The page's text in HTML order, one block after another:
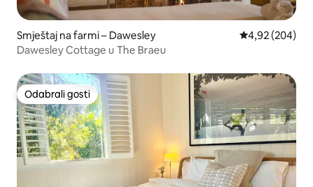
Smještaj na farmi – Dawesley Prosječna
4,92 (204)
Dawesley Cottage u The Braeu
Odabrali gosti
Odabrali gosti